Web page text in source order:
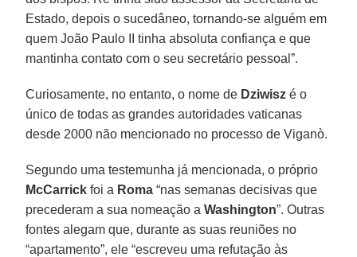
Estado, depois o sucedâneo, tornando-se alguém em
quem João Paulo II tinha absoluta confiança e que
mantinha contato com o seu secretário pessoal”.
Curiosamente, no entanto, o nome de Dziwisz é o
único de todas as grandes autoridades vaticanas
desde 2000 não mencionado no processo de Viganò.
Segundo uma testemunha já mencionada, o próprio
McCarrick foi a Roma “nas semanas decisivas que
precederam a sua nomeação aWashington”. Outras
fontes alegam que, durante as suas reuniões no
“apartamento”, ele “escreveu uma refutação às